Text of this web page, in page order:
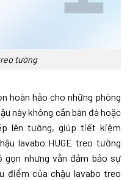
tường
hoàn hảo cho những phòng
này không cần bàn đá hoặc
lên tường, giúp tiết kiệm
lavabo HUGE treo tường
nhưng vẫn đảm bảo sự
điểm của chậu lavabo treo